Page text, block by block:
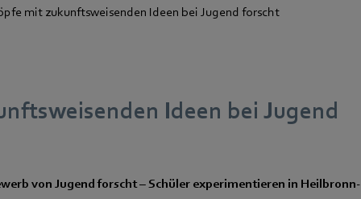
mit zukunftsweisenden Ideen bei Jugend forscht
Ideen bei Jugend
von Jugend forscht – Schüler experimentieren in Heilbronn-